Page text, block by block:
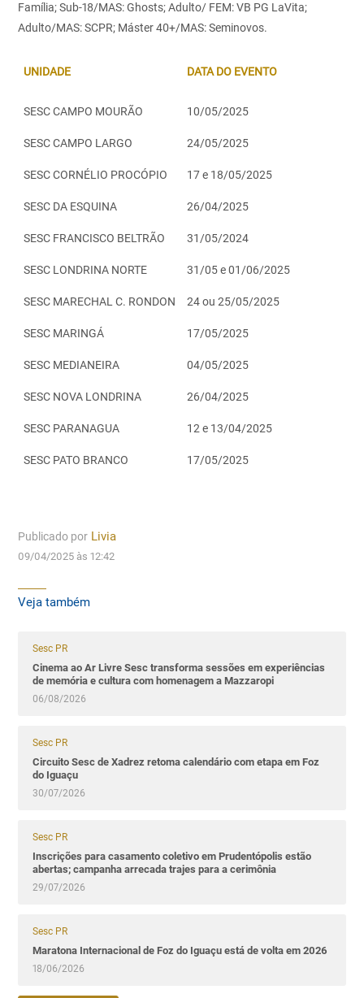
Família; Sub-18/MAS: Ghosts; Adulto/ FEM: VB PG LaVita;
Adulto/MAS: SCPR; Máster 40+/MAS: Seminovos.
UNIDADE DATA DO EVENTO
SESC CAMPO MOURÃO 10/05/2025
SESC CAMPO LARGO 24/05/2025
SESC CORNÉLIO PROCÓPIO 17 e 18/05/2025
SESC DA ESQUINA 26/04/2025
SESC FRANCISCO BELTRÃO 31/05/2024
SESC LONDRINA NORTE 31/05 e 01/06/2025
SESC MARECHAL C. RONDON 24 ou 25/05/2025
SESC MARINGÁ 17/05/2025
SESC MEDIANEIRA 04/05/2025
SESC NOVA LONDRINA 26/04/2025
SESC PARANAGUA 12 e 13/04/2025
SESC PATO BRANCO 17/05/2025
Publicado por Livia
09/04/2025 às 12:42
Veja também
Sesc PR
Cinema ao Ar Livre Sesc transforma sessões em experiências
de memória e cultura com homenagem a Mazzaropi
06/08/2026
Sesc PR
Circuito Sesc de Xadrez retoma calendário com etapa em Foz
do Iguaçu
30/07/2026
Sesc PR
Inscrições para casamento coletivo em Prudentópolis estão
abertas; campanha arrecada trajes para a cerimônia
29/07/2026
Sesc PR
Maratona Internacional de Foz do Iguaçu está de volta em 2026
18/06/2026